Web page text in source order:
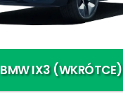
BMW IX3 (WKRÓTCE)